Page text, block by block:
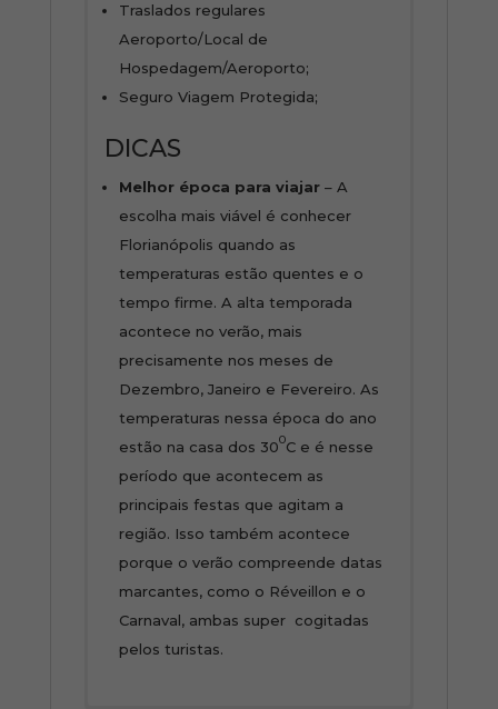
Traslados regulares
Aeroporto/Local de
Hospedagem/Aeroporto;
Seguro Viagem Protegida;
DICAS
Melhor época para viajar– A
escolha mais viável é conhecer
Florianópolis quando as
temperaturas estão quentes e o
tempo firme. A alta temporada
acontece no verão, mais
precisamente nos meses de
Dezembro, Janeiro e Fevereiro. As
temperaturas nessa época do ano
estão na casa dos 300C e é nesse
período que acontecem as
principais festas que agitam a
região. Isso também acontece
porque o verão compreende datas
marcantes, como o Réveillon e o
Carnaval, ambas super cogitadas
pelos turistas.